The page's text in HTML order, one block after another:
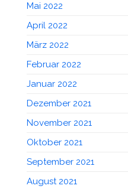
Mai 2022
April 2022
März 2022
Februar 2022
Januar 2022
Dezember 2021
November 2021
Oktober 2021
September 2021
August 2021